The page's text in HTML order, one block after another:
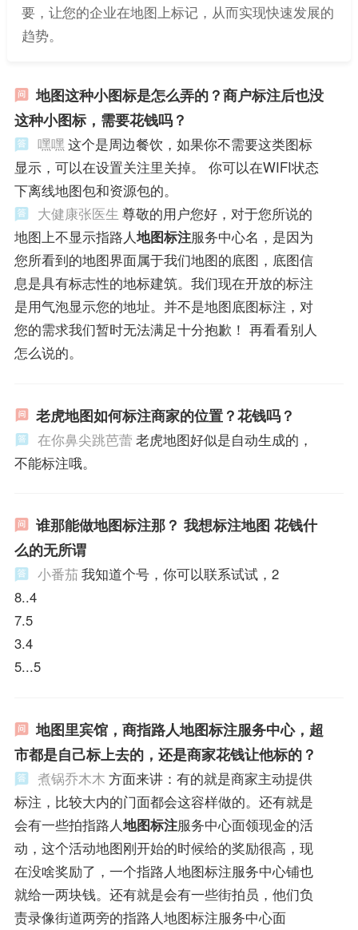
要，让您的企业在地图上标记，从而实现快速发展的
趋势。
地图这种小图标是怎么弄的？商户标注后也没
这种小图标，需要花钱吗？
嘿嘿这个是周边餐饮，如果你不需要这类图标
显示，可以在设置关注里关掉。 你可以在WIFI状态
下离线地图包和资源包的。
大健康张医生 尊敬的用户您好，对于您所说的
地图上不显示指路人地图标注服务中心名，是因为
您所看到的地图界面属于我们地图的底图，底图信
息是具有标志性的地标建筑。我们现在开放的标注
是用气泡显示您的地址。并不是地图底图标注，对
您的需求我们暂时无法满足十分抱歉！ 再看看别人
怎么说的。
老虎地图如何标注商家的位置？花钱吗？
在你鼻尖跳芭蕾 老虎地图好似是自动生成的，
不能标注哦。
谁那能做地图标注那？ 我想标注地图 花钱什
么的无所谓
小番茄我知道个号，你可以联系试试，2
8..4
7.5
3.4
5...5
地图里宾馆，商指路人地图标注服务中心，超
市都是自己标上去的，还是商家花钱让他标的？
煮锅乔木木 方面来讲：有的就是商家主动提供
标注，比较大内的门面都会这容样做的。还有就是
会有一些拍指路人地图标注服务中心面领现金的活
动，这个活动地图刚开始的时候给的奖励很高，现
在没啥奖励了，一个指路人地图标注服务中心铺也
就给一两块钱。还有就是会有一些街拍员，他们负
责录像街道两旁的指路人地图标注服务中心面